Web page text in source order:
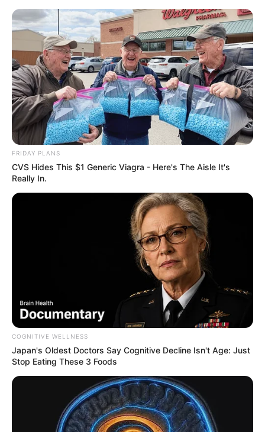
FRIDAY PLANS
CVS Hides This $1 Generic Viagra - Here's The Aisle It's
Really In.
COGNITIVE WELLNESS
Japan's Oldest Doctors Say Cognitive Decline Isn't Age: Just
Stop Eating These 3 Foods